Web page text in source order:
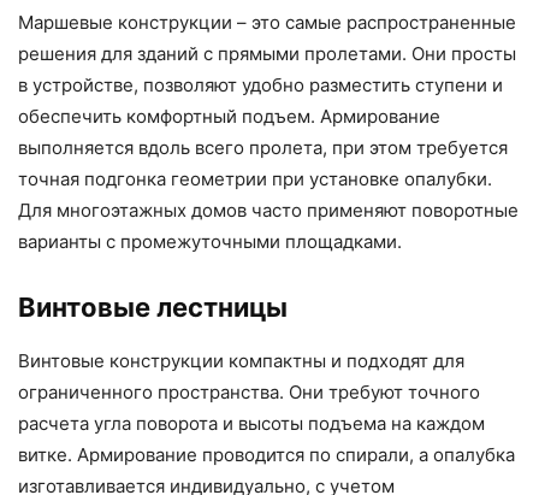
Маршевые конструкции – это самые распространенные
решения для зданий с прямыми пролетами. Они просты
в устройстве, позволяют удобно разместить ступени и
обеспечить комфортный подъем. Армирование
выполняется вдоль всего пролета, при этом требуется
точная подгонка геометрии при установке опалубки.
Для многоэтажных домов часто применяют поворотные
варианты с промежуточными площадками.
Винтовые лестницы
Винтовые конструкции компактны и подходят для
ограниченного пространства. Они требуют точного
расчета угла поворота и высоты подъема на каждом
витке. Армирование проводится по спирали, а опалубка
изготавливается индивидуально, с учетом